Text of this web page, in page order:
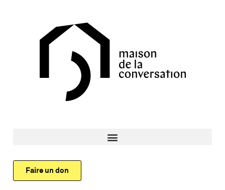
Faire un don